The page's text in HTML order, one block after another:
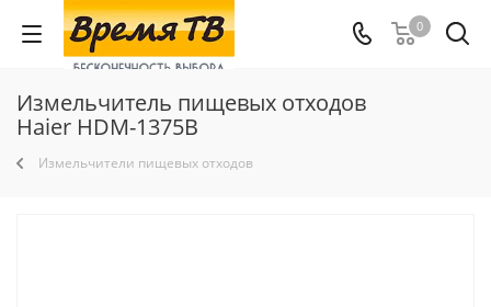
0
Измельчитель пищевых отходов
Haier HDM-1375B
Измельчители пищевых отходов